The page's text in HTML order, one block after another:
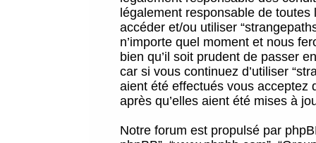
légalement responsable de
accéder et/ou utiliser
n’importe quel moment et nous
bien qu’il soit prudent de passer
car si vous continuez d’utiliser
aient été effectués vous acceptez
après qu’elles aient été mises à
Notre forum est propulsé par